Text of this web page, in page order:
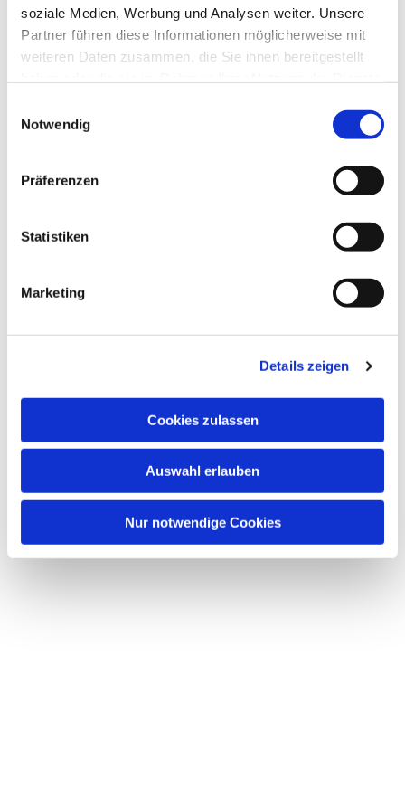
soziale Medien, Werbung und Analysen weiter. Unsere
Partner führen diese Informationen möglicherweise mit
weiteren Daten zusammen, die Sie ihnen bereitgestellt
Notwendig
Präferenzen
Statistiken
Marketing
Details zeigen
Cookies zulassen
Auswahl erlauben
Nur notwendige Cookies
Dies könnte Sie auch
interessieren